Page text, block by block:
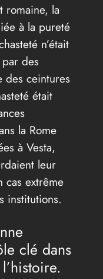
romaine, la
à la pureté
n’était
des
des ceintures
était
la Rome
à Vesta,
leur
cas extrême
institutions.
clé dans